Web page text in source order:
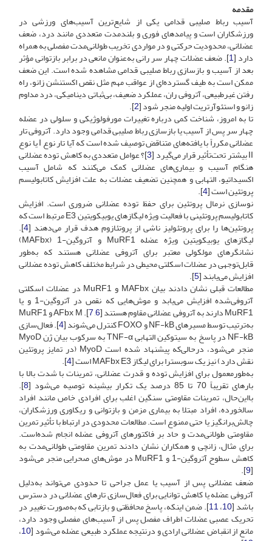
مقدمه
آسیب رباط صلیبی قدامی یکی از شایع‌ترین آسیب‌های ورزشی در
ورزشکاران است و پیامدهای فوری و بلندمدت متعددی مانند درد، ضعف
عضلانی، محدودیت حرکتی و در مواردی تخریب طولانی‌مدت مفصلی به همراه
دارد [1]. ضعف عضلات چهار سر رانی به‌عنوان مانعی در برابر بازتوانی مؤثر
بعد از آسیب و بازسازی رباط صلیبی قدامی مشاهده شده ‌است. این ضعف
ممکن است به طیف گسترده‌ای از عواقب مهم مثل نقص اکستنشن زانو، راه
رفتن غیرطبیعی، آتروفی ران، عملکرد ضعیف، بی‌ثباتی دینامیکی، درد مداوم
زانو و استئوآرتریت اولیه منجر شود [2
].
تا به امروز، شناخت کمی درباره تغییرات مورفولوژیکی و سلولی در عضله
چهار سر پس از آسیب یا بازسازی رباط صلیبی قدامی وجود دارد. آتروفی تار
عضلانی مکرراً با یافته‌های متناقض توصیف شده ‌است که آیا تار نوع I یا نوع
II بیشتر تحت‌تأثیر قرار می‌گیرد [ 3]؟ عوامل متعددی به کاهش توده عضلانی
هنگام آسیب و بیماری‌های عضلانی کمک می‌کنند که شامل آسیب
اکسیداتیو، التهابی و همچنین تضعیف عضلات به علت افزایش کاتابولیسم
پروتئین است [4
].
نوسازی نرمال پروتئین برای حفظ توده عضلانی ضروری است. افزایش
کاتابولیسم پروتئینی با فعالیت ویژه لیگازهای یوبیکویتین E3 مرتبط است که
پروتئین‌ها را برای پروتئولیز ناشی از پروتئازوم هدف قرار می‌دهند [4
].
لیگازهای یوبیکویتین ویژه عضله MuRF1 و آتروگین-1‌ (MAFbx)
نشانگرهای مولکولی معتبر برای آتروفی عضلانی هستند که به‌طور
قابل‌توجهی در عضلات اسکلتی محیطی در شرایط مختلف کاهش توده عضلانی
افزایش می‌یابند [5
].
مطالعات قبلی نشان دادند بیان MAFbx و MuRF1 در عضلات اسکلتی
آتروفی‌شده افزایش می‌یابد و موش‌هایی که نقص در آتروگین-1 و یا
MuRF1 دارند به آتروفی عضلانی مقاوم هستند [ 6
,
7 ]. AFbx M و MuRF1
به‌ترتیب توسط مسیرهای NF-kB و FOXO کنترل می‌شوند [ 4]. فعال‌سازی
NF-kB در پاسخ به سیتوکین التهابی TNF-α به سرکوب بیان ژن MyoD
منجر می‌شود، درحالی‌که پیشنهاد شده‌ است MyoD (در تمایز پروتئین
نقش دارد) نیز یک سوبسترا برای لیگاز MAFbx E3 است [ 4
].
به‌طورمعمول برای افزایش توده و قدرت عضلانی، تمرینات با شدت بالا با
بارهای تقریباً 70 تا 85 درصد یک تکرار بیشینه توصیه می‌شود [ 8
].
بااین‌حال، تمرینات مقاومتی سنگین اغلب برای افرادی خاص مانند افراد
سالخورده، افراد مبتلا به بیماری مزمن و بازتوانی و ریکاوری ورزشکاران،
چالش‌برانگیز یا حتی ممنوع است. مطالعات محدودی در ارتباط با تأثیر تمرین
مقاومتی طولانی‌مدت و حاد بر فاکتورهای آتروفی عضله انجام شده‌است.
برای مثال، زانچی و همکاران نشان دادند تمرین مقاومتی طولانی‌مدت به
کاهش سطوح آتروگین-1 و MuRF1 در موش‌های صحرایی منجر می‌شود
[
9
].
ضعف عضلانی پس از آسیب یا عمل جراحی تا حدودی می‌تواند به‌دلیل
آتروفی عضله یا کاهش توانایی برای فعال‌سازی تارهای عضلانی در دسترس
باشد [10،11]. ضمن اینکه، پاسخ محافظتی و بازتابی که به‌صورت تغییر در
تحریک عصبی عضلات اطراف مفصل پس از آسیب‌های مفصلی وجود دارد،
مانع از انقباض عضلانی ارادی و درنتیجه عملکرد طبیعی عضله می‌شود [10،